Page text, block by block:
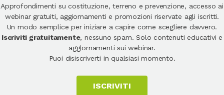
Approfondimenti su costituzione, terreno e prevenzione, accesso ai
webinar gratuiti, aggiornamenti e promozioni riservate agli iscritti.
Un modo semplice per iniziare a capire come scegliere davvero.
Iscriviti gratuitamente, nessuno spam. Solo contenuti educativi e
aggiornamenti sui webinar.
Puoi disiscriverti in qualsiasi momento.
ISCRIVITI